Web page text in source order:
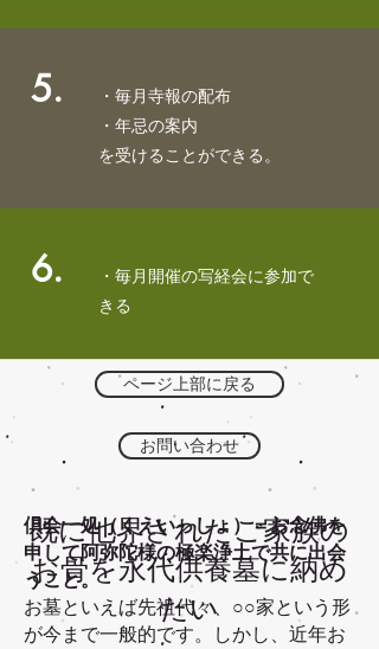
5.
・毎月寺報の配布
・年忌の案内
​を受けることができる。
6.
・毎月開催の写経会に参加で
きる
ページ上部に戻る
お問い合わせ
既に他界されたご家族の
お骨を永代供養墓に納め
たい
倶会一処（くえいっしょ）＝お念佛を
申して阿弥陀様の極楽浄土で共に出会
うこと。
お墓といえば先祖代々、○○家という形
が今まで一般的です。しかし、近年お